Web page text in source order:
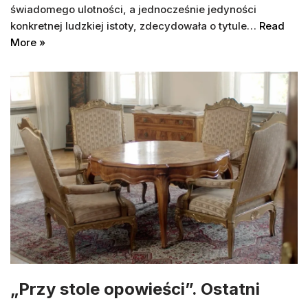
świadomego ulotności, a jednocześnie jedyności
konkretnej ludzkiej istoty, zdecydowała o tytule… Read
More »
„Przy stole opowieści”. Ostatni